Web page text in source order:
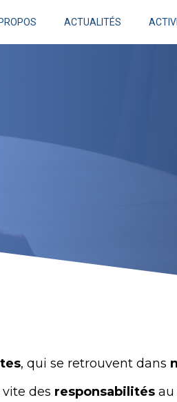
ACTUALITÉS
, qui se retrouvent dans
des responsabilitésau